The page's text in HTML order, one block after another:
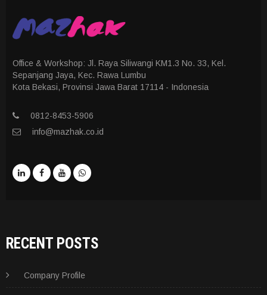
Office & Workshop: Jl. Raya Siliwangi KM1.3 No. 33, Kel.
Sepanjang Jaya, Kec. Rawa Lumbu
Kota Bekasi, Provinsi Jawa Barat 17114 - Indonesia
0812-8453-5906
info@mazhak.co.id
RECENT POSTS
Company Profile